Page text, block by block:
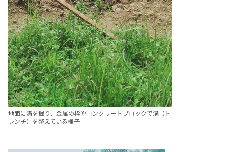
地面に溝を掘り、金属の枠やコンクリートブロックで溝（ト
レンチ）を整えている様子